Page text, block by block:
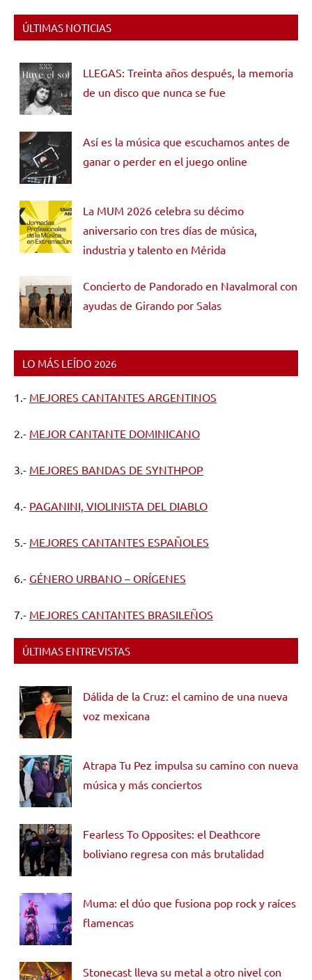
ÚLTIMAS NOTICIAS
LLEGAS: Treinta años después, la memoria
de un disco que nunca se fue
Así es la música que escuchamos antes de
ganar o perder en el juego online
La MUM 2026 celebra su décimo
aniversario con tres días de música,
industria y talento en Mérida
Concierto de Pandorado en Navalmoral con
ayudas de Girando por Salas
LO MÁS LEÍDO 2026
1.- MEJORES CANTANTES ARGENTINOS
2.- MEJOR CANTANTE DOMINICANO
3.- MEJORES BANDAS DE SYNTHPOP
4.- PAGANINI, VIOLINISTA DEL DIABLO
5.- MEJORES CANTANTES ESPAÑOLES
6.- GÉNERO URBANO – ORÍGENES
7.- MEJORES CANTANTES BRASILEÑOS
ÚLTIMAS ENTREVISTAS
Dálida de la Cruz: el camino de una nueva
voz mexicana
Atrapa Tu Pez impulsa su camino con nueva
música y más conciertos
Fearless To Opposites: el Deathcore
boliviano regresa con más brutalidad
Muma: el dúo que fusiona pop rock y raíces
flamencas
Stonecast lleva su metal a otro nivel con